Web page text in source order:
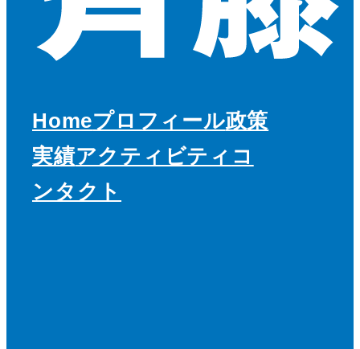
Homeプロフィール政策
実績アクティビティ コ
ンタクト